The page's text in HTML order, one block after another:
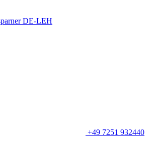
DE-LEH
+49 7251 932440